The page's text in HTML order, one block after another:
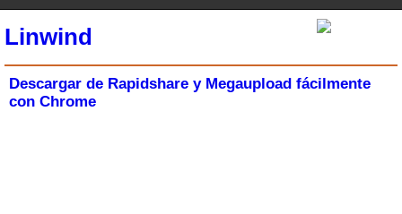
Linwind
Descargar de Rapidshare y Megaupload fácilmente
con Chrome